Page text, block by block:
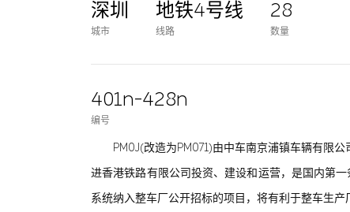
深圳
城市
地铁4号线
线路
28
数量
401n-428n
编号
PM0J(改造为PM071)由中车南京浦镇车辆有限
进香港铁路有限公司投资、建设和运营，是国内第
系统纳入整车厂公开招标的项目，将有利于整车生